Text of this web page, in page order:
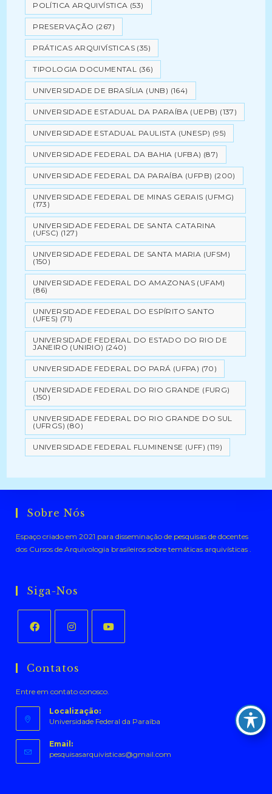
POLÍTICA ARQUIVÍSTICA (53)
PRESERVAÇÃO (267)
PRÁTICAS ARQUIVÍSTICAS (35)
TIPOLOGIA DOCUMENTAL (36)
UNIVERSIDADE DE BRASÍLIA (UNB) (164)
UNIVERSIDADE ESTADUAL DA PARAÍBA (UEPB) (137)
UNIVERSIDADE ESTADUAL PAULISTA (UNESP) (95)
UNIVERSIDADE FEDERAL DA BAHIA (UFBA) (87)
UNIVERSIDADE FEDERAL DA PARAÍBA (UFPB) (200)
UNIVERSIDADE FEDERAL DE MINAS GERAIS (UFMG)
(173)
UNIVERSIDADE FEDERAL DE SANTA CATARINA
(UFSC) (127)
UNIVERSIDADE FEDERAL DE SANTA MARIA (UFSM)
(150)
UNIVERSIDADE FEDERAL DO AMAZONAS (UFAM)
(86)
UNIVERSIDADE FEDERAL DO ESPÍRITO SANTO
(UFES) (71)
UNIVERSIDADE FEDERAL DO ESTADO DO RIO DE
JANEIRO (UNIRIO) (240)
UNIVERSIDADE FEDERAL DO PARÁ (UFPA) (70)
UNIVERSIDADE FEDERAL DO RIO GRANDE (FURG)
(150)
UNIVERSIDADE FEDERAL DO RIO GRANDE DO SUL
(UFRGS) (80)
UNIVERSIDADE FEDERAL FLUMINENSE (UFF) (119)
Sobre Nós
Espaço criado em 2021 para disseminação de pesquisas de docentes
dos Cursos de Arquivologia brasileiros sobre temáticas arquivísticas .
Siga-Nos
em
nova
aba
em
nova
aba
nova
aba
Contatos
Entre em contato conosco.
Localização:
Universidade Federal da Paraíba
Email:
pesquisasarquivisticas@gmail.com